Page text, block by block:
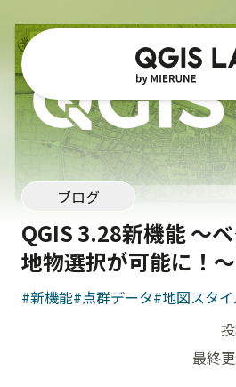
ブログ
QGIS 3.28新機能 〜
地物選択が可能に！〜
#新機能#点群データ#地図スタ
最終